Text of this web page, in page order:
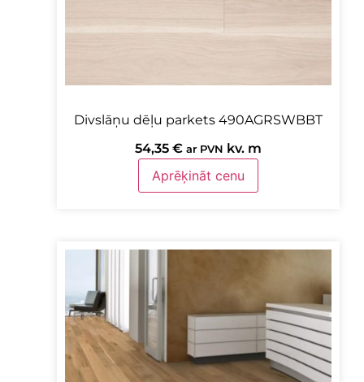
Divslāņu dēļu parkets 490AGRSWBBT
54,35 € ar PVN kv. m
Aprēķināt cenu